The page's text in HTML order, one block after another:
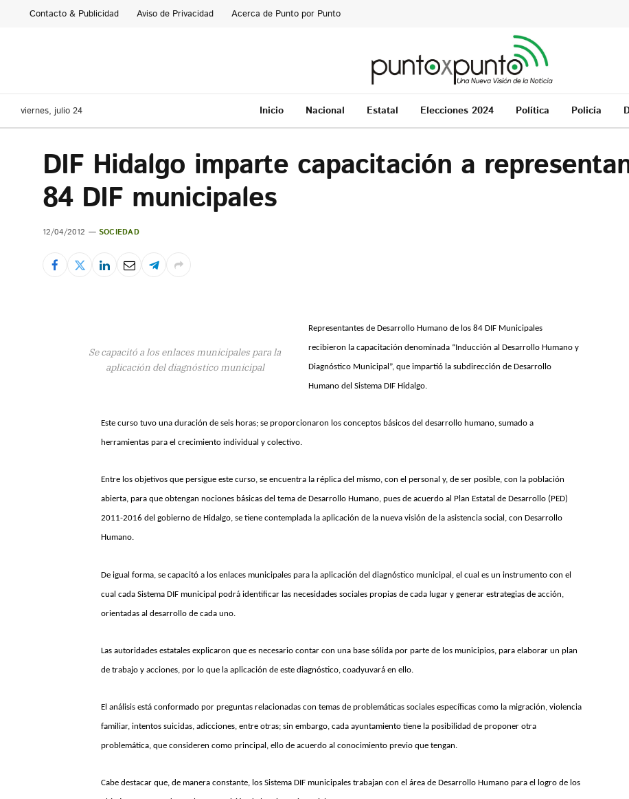
Contacto & Publicidad Aviso de Privacidad Acerca de Punto por Punto
viernes, julio 24 Inicio Nacional Estatal Elecciones 2024 Política Policía
DIF Hidalgo imparte capacitación a
84 DIF municipales
12/04/2012 SOCIEDAD
Se capacitó a los enlaces municipales para la
aplicación del diagnóstico municipal
Representantes de Desarrollo Humano de los 84 DIF Municipales
recibieron la capacitación denominada “Inducción al Desarrollo Humano y
Diagnóstico Municipal”, que impartió la subdirección de Desarrollo
Humano del Sistema DIF Hidalgo.
Este curso tuvo una duración de seis horas; se proporcionaron los conceptos básicos del desarrollo humano, sumado a
herramientas para el crecimiento individual y colectivo.
Entre los objetivos que persigue este curso, se encuentra la réplica del mismo, con el personal y, de ser posible, con la población
abierta, para que obtengan nociones básicas del tema de Desarrollo Humano, pues de acuerdo al Plan Estatal de Desarrollo (PED)
2011-2016 del gobierno de Hidalgo, se tiene contemplada la aplicación de la nueva visión de la asistencia social, con Desarrollo
Humano.
De igual forma, se capacitó a los enlaces municipales para la aplicación del diagnóstico municipal, el cual es un instrumento con el
cual cada Sistema DIF municipal podrá identificar las necesidades sociales propias de cada lugar y generar estrategias de acción,
orientadas al desarrollo de cada uno.
Las autoridades estatales explicaron que es necesario contar con una base sólida por parte de los municipios, para elaborar un plan
de trabajo y acciones, por lo que la aplicación de este diagnóstico, coadyuvará en ello.
El análisis está conformado por preguntas relacionadas con temas de problemáticas sociales específicas como la migración, violencia
familiar, intentos suicidas, adicciones, entre otras; sin embargo, cada ayuntamiento tiene la posibilidad de proponer otra
problemática, que consideren como principal, ello de acuerdo al conocimiento previo que tengan.
Cabe destacar que, de manera constante, los Sistema DIF municipales trabajan con el área de Desarrollo Humano para el logro de los